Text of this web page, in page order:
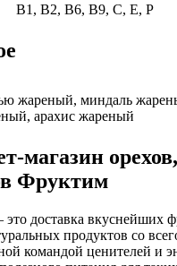
В1, В2, В6, В9, С, Е, Р
жареный, миндаль
арахис жареный
магазин
Фруктим
доставка вкуснейших
продуктов со
командой ценителей и